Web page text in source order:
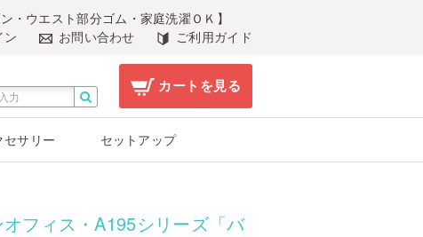
・ウエスト部分ゴム・家庭洗濯ＯＫ】
ン お問い合わせ ご利用ガイド
カートを見る
セサリー セットアップ
オフィス・A195シリーズ「バ